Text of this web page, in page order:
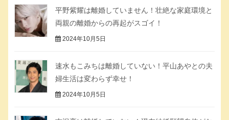
平野紫耀は離婚していません！壮絶な家庭環境と
両親の離婚からの再起がスゴイ！
2024年10月5日
速水もこみちは離婚していない！平山あやとの夫
婦生活は変わらず幸せ！
2024年10月5日